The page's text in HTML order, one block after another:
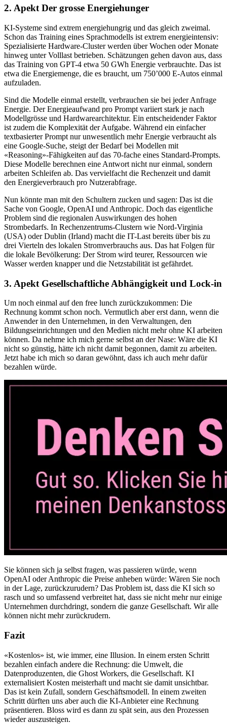
2. Apekt Der grosse Energiehunger
KI-Systeme sind extrem energiehungrig und das gleich zweimal.
Schon das Training eines Sprachmodells ist extrem energieintensiv:
Spezialisierte Hardware-Cluster werden über Wochen oder Monate
hinweg unter Volllast betrieben. Schätzungen gehen davon aus, dass
das Training von GPT-4 etwa 50 GWh Energie verbrauchte. Das ist
etwa die Energiemenge, die es braucht, um 750’000 E-Autos einmal
aufzuladen.
Sind die Modelle einmal erstellt, verbrauchen sie bei jeder Anfrage
Energie. Der Energieaufwand pro Prompt variiert stark je nach
Modellgrösse und Hardwarearchitektur. Ein entscheidender Faktor
ist zudem die Komplexität der Aufgabe. Während ein einfacher
textbasierter Prompt nur unwesentlich mehr Energie verbraucht als
eine Google-Suche, steigt der Bedarf bei Modellen mit
«Reasoning»-Fähigkeiten auf das 70-fache eines Standard-Prompts.
Diese Modelle berechnen eine Antwort nicht nur einmal, sondern
arbeiten Schleifen ab. Das vervielfacht die Rechenzeit und damit
den Energieverbrauch pro Nutzerabfrage.
Nun könnte man mit den Schultern zucken und sagen: Das ist die
Sache von Google, OpenAI und Anthropic. Doch das eigentliche
Problem sind die regionalen Auswirkungen des hohen
Strombedarfs. In Rechenzentrums-Clustern wie Nord-Virginia
(USA) oder Dublin (Irland) macht die IT-Last bereits über bis zu
drei Vierteln des lokalen Stromverbrauchs aus. Das hat Folgen für
die lokale Bevölkerung: Der Strom wird teurer, Ressourcen wie
Wasser werden knapper und die Netzstabilität ist gefährdet.
3. Apekt Gesellschaftliche Abhängigkeit und Lock-in
Um noch einmal auf den free lunch zurückzukommen: Die
Rechnung kommt schon noch. Vermutlich aber erst dann, wenn die
Anwender in den Unternehmen, in den Verwaltungen, den
Bildungseinrichtungen und den Medien nicht mehr ohne KI arbeiten
können. Da nehme ich mich gerne selbst an der Nase: Wäre die KI
nicht so günstig, hätte ich nicht damit begonnen, damit zu arbeiten.
Jetzt habe ich mich so daran gewöhnt, dass ich auch mehr dafür
bezahlen würde.
Sie können sich ja selbst fragen, was passieren würde, wenn
OpenAI oder Anthropic die Preise anheben würde: Wären Sie noch
in der Lage, zurückzurudern? Das Problem ist, dass die KI sich so
rasch und so umfassend verbreitet hat, dass sie nicht mehr nur einige
Unternehmen durchdringt, sondern die ganze Gesellschaft. Wir alle
können nicht mehr zurückrudern.
Fazit
«Kostenlos» ist, wie immer, eine Illusion. In einem ersten Schritt
bezahlen einfach andere die Rechnung: die Umwelt, die
Datenproduzenten, die Ghost Workers, die Gesellschaft. KI
externalisiert Kosten meisterhaft und macht sie damit unsichtbar.
Das ist kein Zufall, sondern Geschäftsmodell. In einem zweiten
Schritt dürften uns aber auch die KI-Anbieter eine Rechnung
präsentieren. Bloss wird es dann zu spät sein, aus den Prozessen
wieder auszusteigen.